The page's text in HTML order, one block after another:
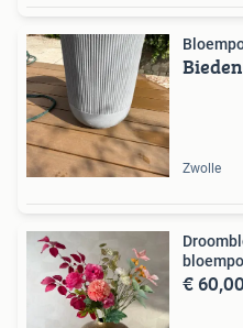
Bieden
Zwolle
€ 60,00